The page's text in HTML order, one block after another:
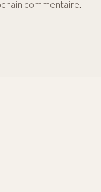
commentaire.